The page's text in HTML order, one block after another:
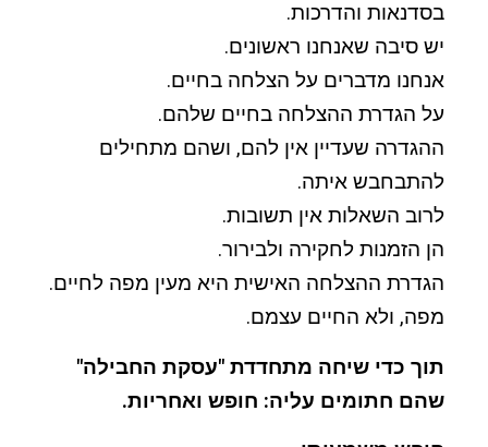
בסדנאות והדרכות.
יש סיבה שאנחנו ראשונים.
אנחנו מדברים על הצלחה בחיים.
על הגדרת ההצלחה בחיים שלהם.
ההגדרה שעדיין אין להם, ושהם מתחילים
להתבחבש איתה.
לרוב השאלות אין תשובות.
הן הזמנות לחקירה ולבירור.
הגדרת ההצלחה האישית היא מעין מפה לחיים.
מפה, ולא החיים עצמם.
תוך כדי שיחה מתחדדת "עסקת החבילה"
שהם חתומים עליה: חופש ואחריות.